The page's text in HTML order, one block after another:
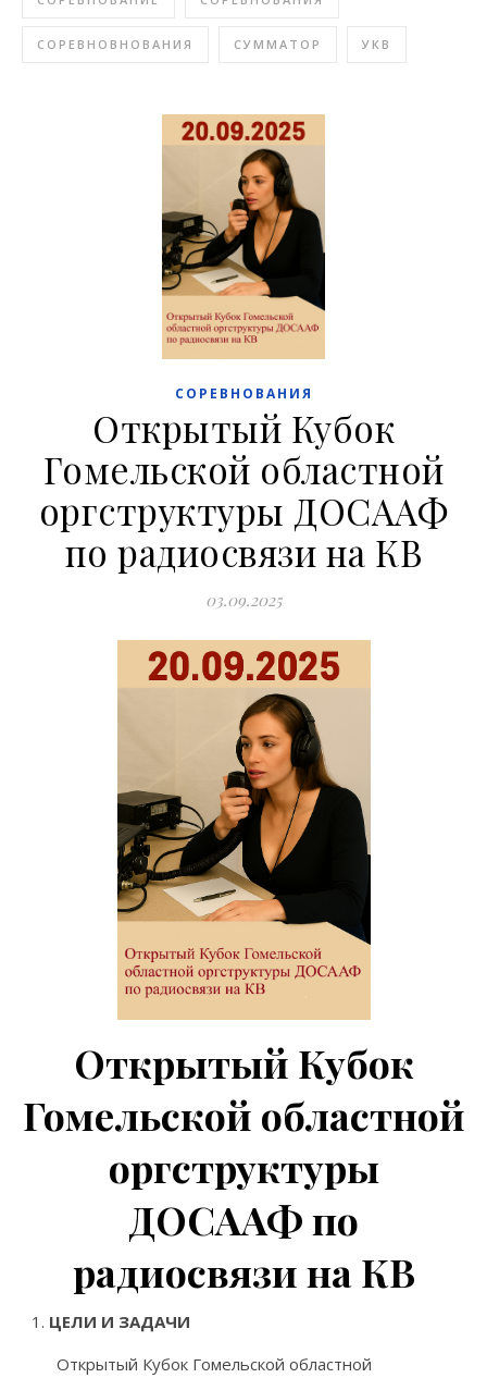
СОРЕВНОВНОВАНИЯ СУММАТОР УКВ
СОРЕВНОВАНИЯ
Открытый Кубок
Гомельской областной
оргструктуры ДОСААФ
по радиосвязи на КВ
03.09.2025
Открытый Кубок
Гомельской областной
оргструктуры
ДОСААФ по
радиосвязи на КВ
ЦЕЛИ И ЗАДАЧИ
Открытый Кубок Гомельской областной